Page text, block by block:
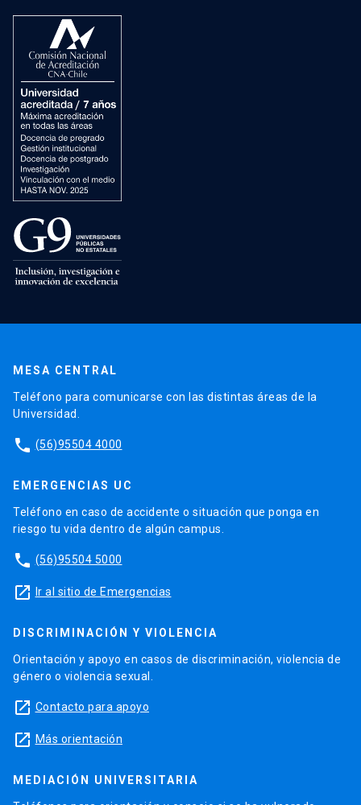
MESA CENTRAL
Teléfono para comunicarse con las distintas áreas de la
Universidad.
phone (56)95504 4000
EMERGENCIAS UC
Teléfono en caso de accidente o situación que ponga en
riesgo tu vida dentro de algún campus.
phone (56)95504 5000
launch Ir al sitio de Emergencias
DISCRIMINACIÓN Y VIOLENCIA
Orientación y apoyo en casos de discriminación, violencia de
género o violencia sexual.
launch Contacto para apoyo
launch Más orientación
MEDIACIÓN UNIVERSITARIA